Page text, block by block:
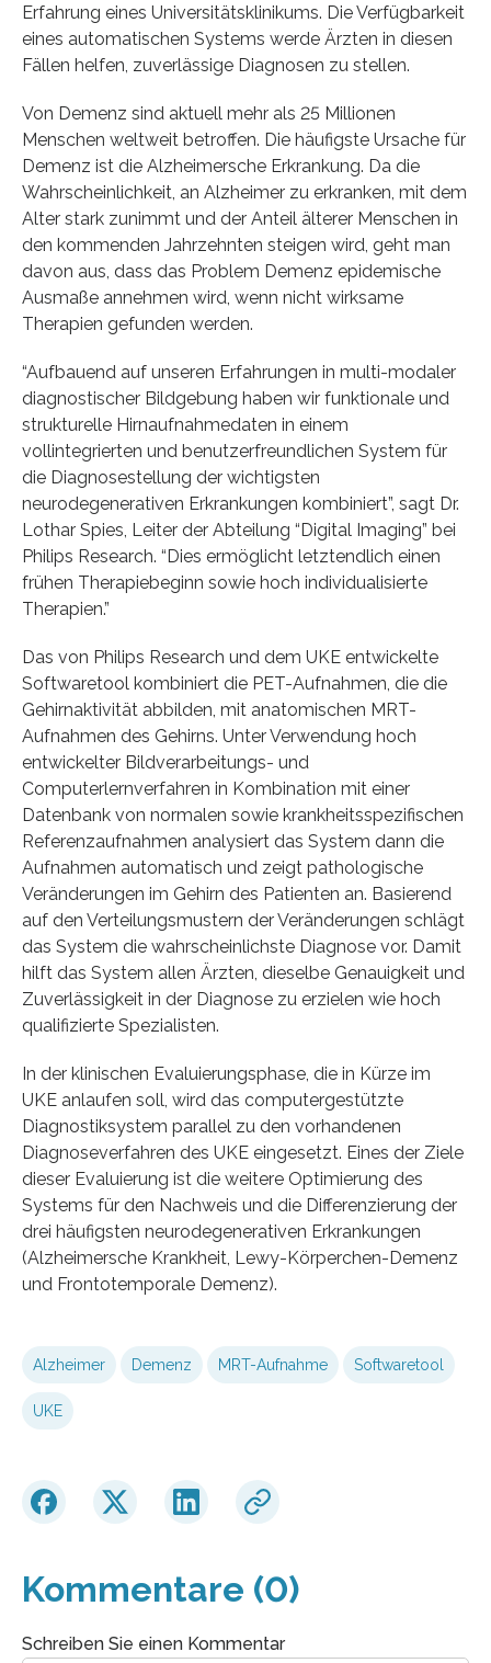
Erfahrung eines Universitätsklinikums. Die Verfügbarkeit
eines automatischen Systems werde Ärzten in diesen
Fällen helfen, zuverlässige Diagnosen zu stellen.
Von Demenz sind aktuell mehr als 25 Millionen
Menschen weltweit betroffen. Die häufigste Ursache für
Demenz ist die Alzheimersche Erkrankung. Da die
Wahrscheinlichkeit, an Alzheimer zu erkranken, mit dem
Alter stark zunimmt und der Anteil älterer Menschen in
den kommenden Jahrzehnten steigen wird, geht man
davon aus, dass das Problem Demenz epidemische
Ausmaße annehmen wird, wenn nicht wirksame
Therapien gefunden werden.
“Aufbauend auf unseren Erfahrungen in multi-modaler
diagnostischer Bildgebung haben wir funktionale und
strukturelle Hirnaufnahmedaten in einem
vollintegrierten und benutzerfreundlichen System für
die Diagnosestellung der wichtigsten
neurodegenerativen Erkrankungen kombiniert”, sagt Dr.
Lothar Spies, Leiter der Abteilung “Digital Imaging” bei
Philips Research. “Dies ermöglicht letztendlich einen
frühen Therapiebeginn sowie hoch individualisierte
Therapien.”
Das von Philips Research und dem UKE entwickelte
Softwaretool kombiniert die PET-Aufnahmen, die die
Gehirnaktivität abbilden, mit anatomischen MRT-
Aufnahmen des Gehirns. Unter Verwendung hoch
entwickelter Bildverarbeitungs- und
Computerlernverfahren in Kombination mit einer
Datenbank von normalen sowie krankheitsspezifischen
Referenzaufnahmen analysiert das System dann die
Aufnahmen automatisch und zeigt pathologische
Veränderungen im Gehirn des Patienten an. Basierend
auf den Verteilungsmustern der Veränderungen schlägt
das System die wahrscheinlichste Diagnose vor. Damit
hilft das System allen Ärzten, dieselbe Genauigkeit und
Zuverlässigkeit in der Diagnose zu erzielen wie hoch
qualifizierte Spezialisten.
In der klinischen Evaluierungsphase, die in Kürze im
UKE anlaufen soll, wird das computergestützte
Diagnostiksystem parallel zu den vorhandenen
Diagnoseverfahren des UKE eingesetzt. Eines der Ziele
dieser Evaluierung ist die weitere Optimierung des
Systems für den Nachweis und die Differenzierung der
drei häufigsten neurodegenerativen Erkrankungen
(Alzheimersche Krankheit, Lewy-Körperchen-Demenz
und Frontotemporale Demenz).
Alzheimer Demenz MRT-Aufnahme Softwaretool
UKE
Kommentare (0)
Schreiben Sie einen Kommentar